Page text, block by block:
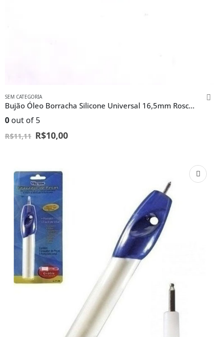
SEM CATEGORIA
Bujão Óleo Borracha Silicone Universal 16,5mm Rosca 16 Mm
0 out of 5
R$11,11 R$10,00